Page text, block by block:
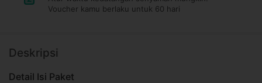
Voucher kamu berlaku untuk 60 hari
Deskripsi
Detail Isi Paket